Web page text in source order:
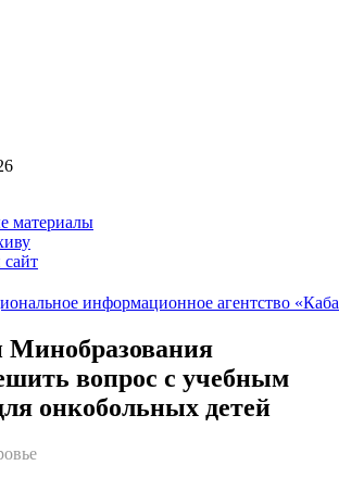
материалы
вопрос с учебным
онкобольных детей